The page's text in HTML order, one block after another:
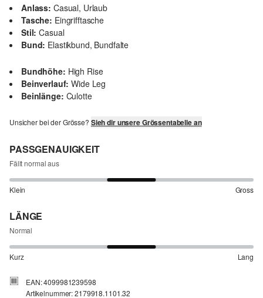
Anlass: Casual, Urlaub
Tasche: Eingrifftasche
Stil: Casual
Bund: Elastikbund, Bundfalte
Bundhöhe: High Rise
Beinverlauf: Wide Leg
Beinlänge: Culotte
Unsicher bei der Grösse? Sieh dir unsere Grössentabelle an
PASSGENAUIGKEIT
Fällt normal aus
Klein Gross
LÄNGE
Normal
Kurz Lang
EAN: 4099981239598
Artikelnummer: 2179918.1101.32